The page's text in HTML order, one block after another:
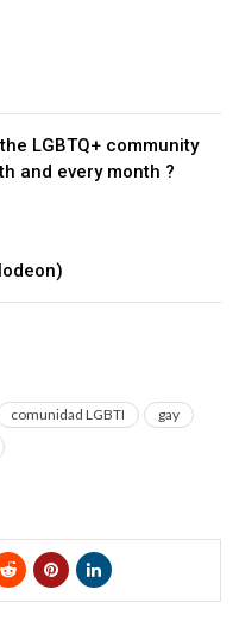
LGBTQ+ community
and every month ?
comunidad LGBTI
gay